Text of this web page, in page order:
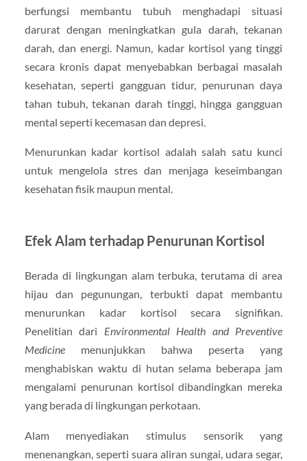
berfungsi membantu tubuh menghadapi situasi
darurat dengan meningkatkan gula darah, tekanan
darah, dan energi. Namun, kadar kortisol yang tinggi
secara kronis dapat menyebabkan berbagai masalah
kesehatan, seperti gangguan tidur, penurunan daya
tahan tubuh, tekanan darah tinggi, hingga gangguan
mental seperti kecemasan dan depresi.
Menurunkan kadar kortisol adalah salah satu kunci
untuk mengelola stres dan menjaga keseimbangan
kesehatan fisik maupun mental.
Efek Alam terhadap Penurunan Kortisol
Berada di lingkungan alam terbuka, terutama di area
hijau dan pegunungan, terbukti dapat membantu
menurunkan kadar kortisol secara signifikan.
Penelitian dari Environmental Health and Preventive
Medicinemenunjukkan bahwa peserta yang
menghabiskan waktu di hutan selama beberapa jam
mengalami penurunan kortisol dibandingkan mereka
yang berada di lingkungan perkotaan.
Alam menyediakan stimulus sensorik yang
menenangkan, seperti suara aliran sungai, udara segar,